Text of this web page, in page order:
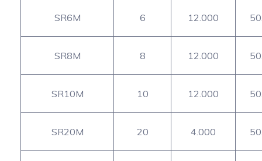
SR6M 6 12.000
SR8M 8 12.000
SR10M 10 12.000
SR20M 20 4.000